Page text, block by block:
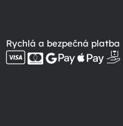
Rychlá a bezpečná platba